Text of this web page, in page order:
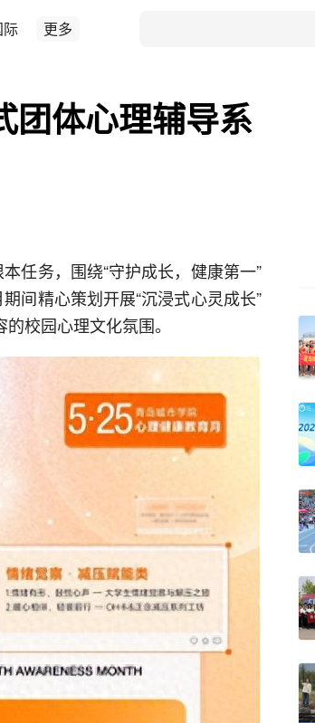
际 更多
团体心理辅导系
任务，围绕“守护成长，健康第一”
间精心策划开展“沉浸式心灵成长”
校园心理文化氛围。